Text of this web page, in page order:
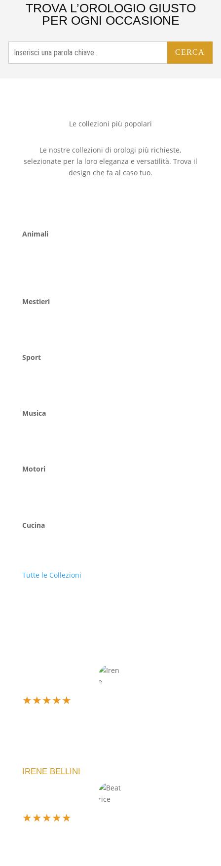
TROVA L’OROLOGIO GIUSTO
PER OGNI OCCASIONE
CERCA
Le collezioni più popolari
Le nostre collezioni di orologi più richieste,
selezionate per la loro eleganza e versatilità. Trova il
design che fa al caso tuo.
Animali
Mestieri
Sport
Musica
Motori
Cucina
Tutte le Collezioni
★★★★★
IRENE BELLINI
★★★★★